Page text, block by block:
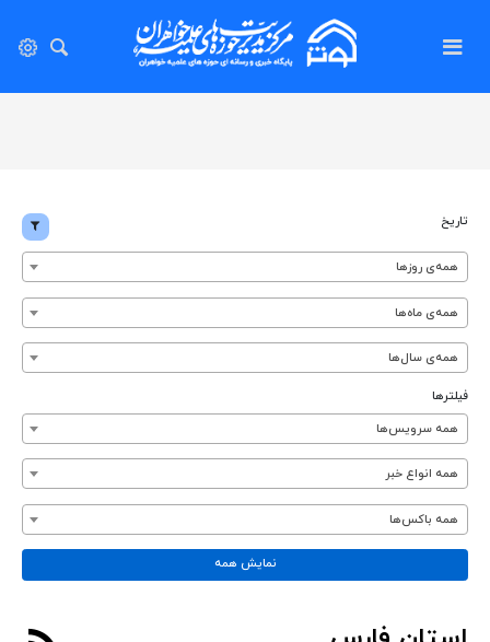
تاریخ
همه‌ی روزها
همه‌ی ماه‌ها
همه‌ی سال‌ها
فیلترها
همه سرویس‌ها
همه انواع خبر
همه باکس‌ها
نمایش همه